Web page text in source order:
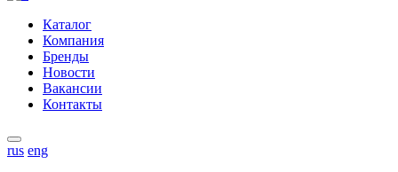
Каталог
Компания
Бренды
Новости
Вакансии
Контакты
rus eng